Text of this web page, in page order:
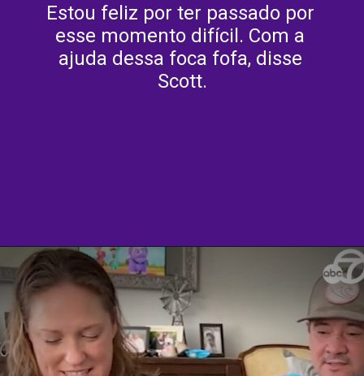
Estou feliz por ter passado por
esse momento difícil. Com a
ajuda dessa foca fofa, disse
Scott.